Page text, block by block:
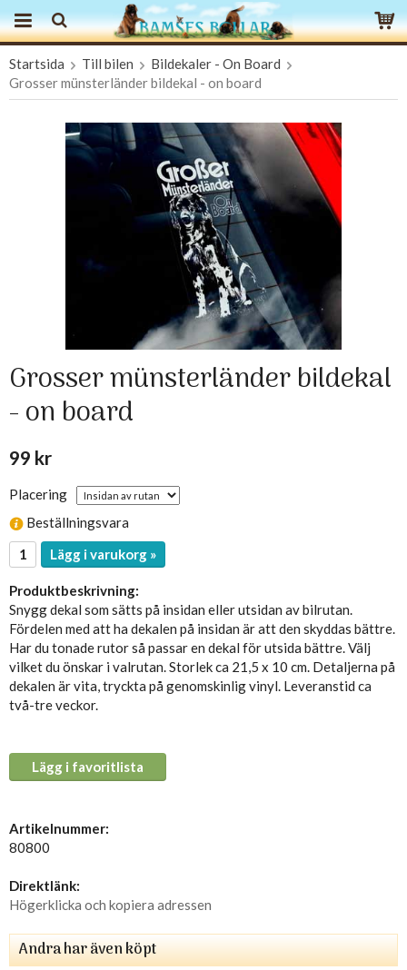
Produkten har blivit tillagd i varukorgen
Startsida Till bilen
Bildekaler - On Board
Grosser münsterländer bildekal - on board
Grosser münsterländer bildekal
- on board
99 kr
Placering
Beställningsvara
Lägg i varukorg »
Produktbeskrivning:
Snygg dekal som sätts på insidan eller utsidan av bilrutan.
Fördelen med att ha dekalen på insidan är att den skyddas bättre.
Har du tonade rutor så passar en dekal för utsida bättre. Välj
vilket du önskar i valrutan. Storlek ca 21,5 x 10 cm. Detaljerna på
dekalen är vita, tryckta på genomskinlig vinyl. Leveranstid ca
två-tre veckor.
Lägg i favoritlista
Artikelnummer:
80800
Direktlänk:
Högerklicka och kopiera adressen
Andra har även köpt